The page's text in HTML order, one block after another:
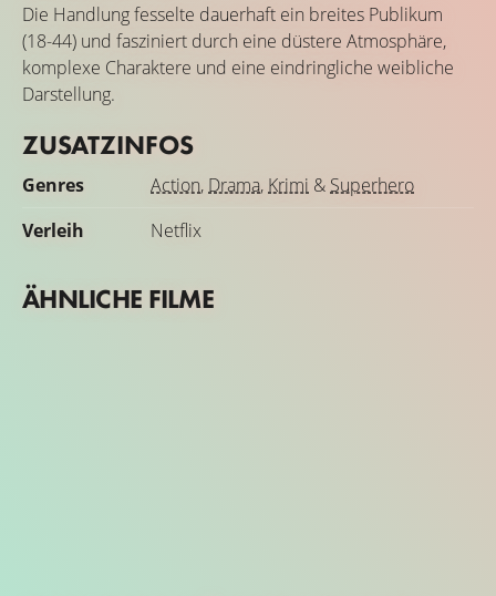
Die Handlung fesselte dauerhaft ein breites Publikum
(18-44) und fasziniert durch eine düstere Atmosphäre,
komplexe Charaktere und eine eindringliche weibliche
Darstellung.
ZUSATZINFOS
Genres Action, Drama, Krimi & Superhero
Verleih
Netflix
ÄHNLICHE FILME